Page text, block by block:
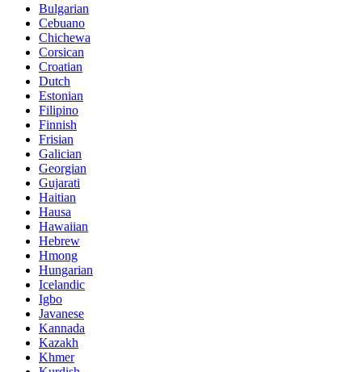
Bulgarian
Cebuano
Chichewa
Corsican
Croatian
Dutch
Estonian
Filipino
Finnish
Frisian
Galician
Georgian
Gujarati
Haitian
Hausa
Hawaiian
Hebrew
Hmong
Hungarian
Icelandic
Igbo
Javanese
Kannada
Kazakh
Khmer